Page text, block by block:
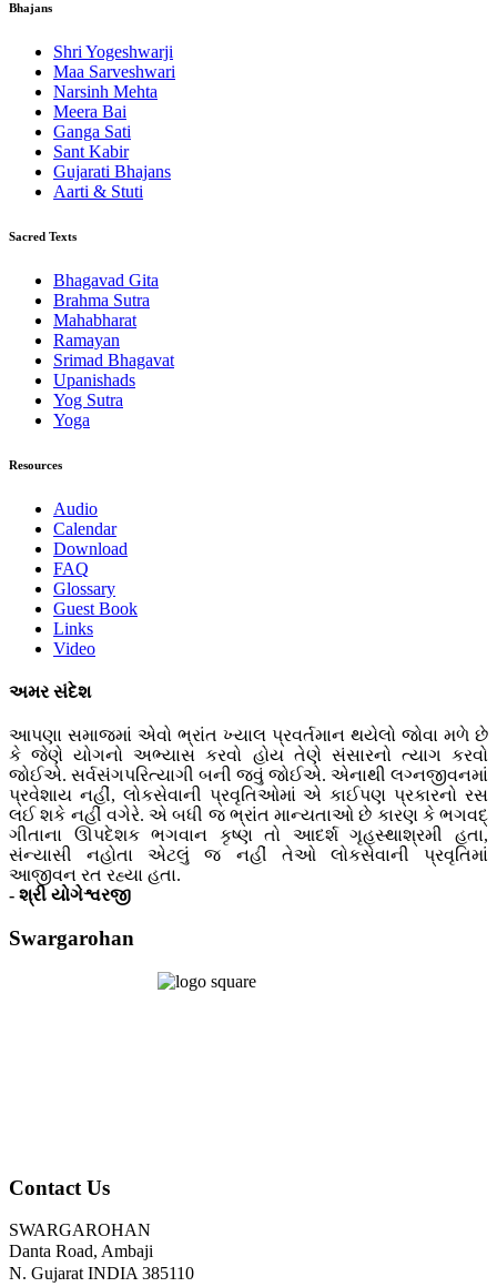
Bhajans
Shri Yogeshwarji
Maa Sarveshwari
Narsinh Mehta
Meera Bai
Ganga Sati
Sant Kabir
Gujarati Bhajans
Aarti & Stuti
Sacred Texts
Bhagavad Gita
Brahma Sutra
Mahabharat
Ramayan
Srimad Bhagavat
Upanishads
Yog Sutra
Yoga
Resources
Audio
Calendar
Download
FAQ
Glossary
Guest Book
Links
Video
અમર સંદેશ
આપણા સમાજમાં એવો ભ્રાંત ખ્યાલ પ્રવર્તમાન થયેલો જોવા મળે છે
કે જેણે યોગનો અભ્યાસ કરવો હોય તેણે સંસારનો ત્યાગ કરવો
જોઈએ. સર્વસંગપરિત્યાગી બની જવું જોઈએ. એનાથી લગ્નજીવનમાં
પ્રવેશાય નહીં, લોકસેવાની પ્રવૃતિઓમાં એ કાઈપણ પ્રકારનો રસ
લઈ શકે નહીં વગેરે. એ બધી જ ભ્રાંત માન્યતાઓ છે કારણ કે ભગવદ્
ગીતાના ઊપદેશક ભગવાન કૃષ્ણ તો આદર્શ ગૃહસ્થાશ્રમી હતા,
સંન્યાસી નહોતા એટલું જ નહીં તેઓ લોકસેવાની પ્રવૃતિમાં
આજીવન રત રહ્યા હતા.
- શ્રી યોગેશ્વરજી
Swargarohan
Contact Us
SWARGAROHAN
Danta Road, Ambaji
N. Gujarat INDIA 385110